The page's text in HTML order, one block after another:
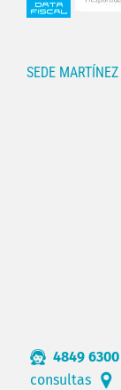
SEDE MARTÍNEZ
4849 6300
consultas